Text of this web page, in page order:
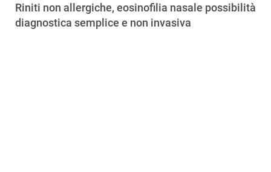
Riniti non allergiche, eosinofilia nasale possibilità
diagnostica semplice e non invasiva